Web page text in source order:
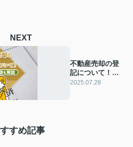
NEXT
不動産売却の登
記について！費
用や必要書類も
2025.07.28
すめ記事